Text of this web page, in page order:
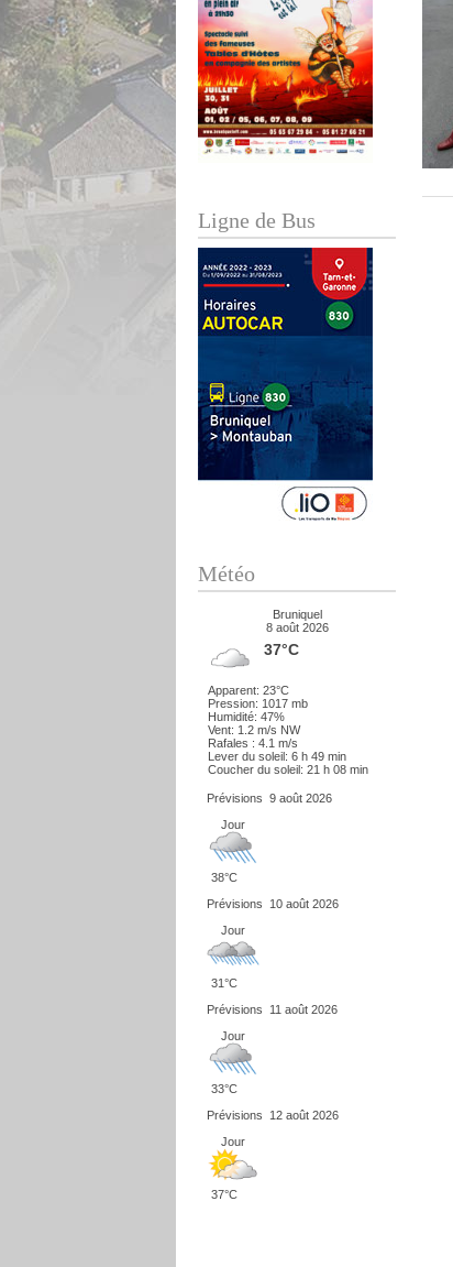
Ligne de Bus
Météo
Bruniquel
8 août 2026
37°C
Apparent: 23°C
Pression: 1017 mb
Humidité: 47%
Vent: 1.2 m/s NW
Rafales : 4.1 m/s
Lever du soleil: 6 h 49 min
Coucher du soleil: 21 h 08 min
Prévisions 9 août 2026
Jour
38°C
Prévisions
10 août 2026
Jour
31°C
Prévisions
11 août 2026
Jour
33°C
Prévisions
12 août 2026
Jour
37°C